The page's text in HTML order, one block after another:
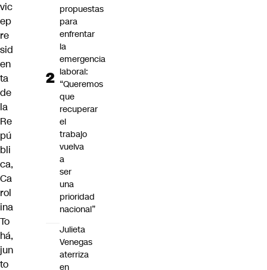
vic
ep
re
sid
en
ta
de
la
Re
pú
bli
ca,
Ca
rol
ina
To
há,
jun
to
propuestas
para
enfrentar
la
emergencia
laboral:
“Queremos
que
recuperar
el
trabajo
vuelva
a
ser
una
prioridad
nacional”
Julieta
Venegas
aterriza
en